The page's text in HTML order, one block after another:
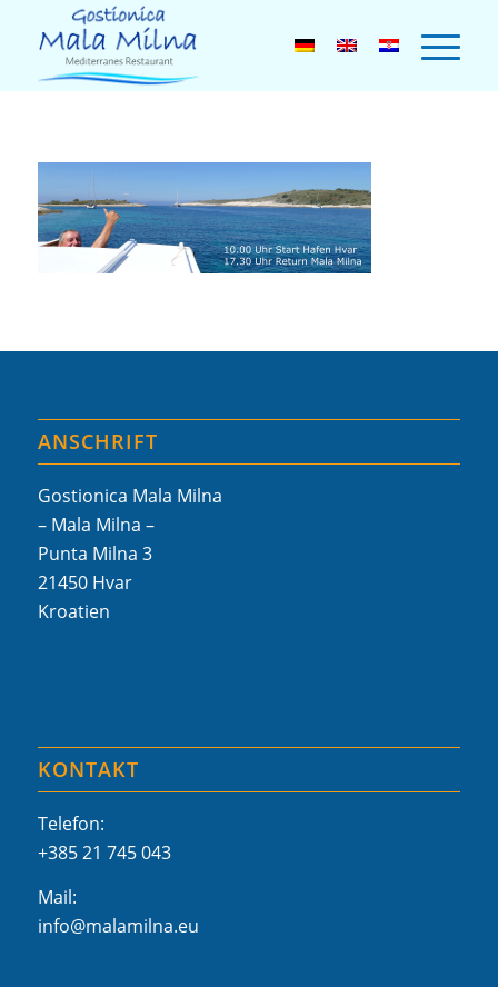
ANSCHRIFT
Gostionica Mala Milna
– Mala Milna –
Punta Milna 3
21450 Hvar
Kroatien
KONTAKT
Telefon:
+385 21 745 043
Mail:
info@malamilna.eu